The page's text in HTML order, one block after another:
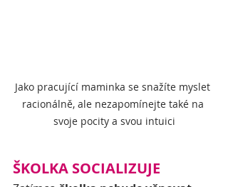
Jako pracující maminka se snažíte myslet
racionálně, ale nezapomínejte také na
svoje pocity a svou intuici
ŠKOLKA SOCIALIZUJE